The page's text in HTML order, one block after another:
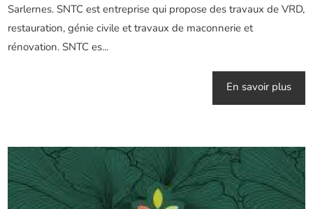
Sarlernes. SNTC est entreprise qui propose des travaux de VRD,
restauration, génie civile et travaux de maconnerie et
rénovation. SNTC es...
En savoir plus